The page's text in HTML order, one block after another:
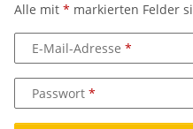
Alle mit * markierten Felder
E-Mail-Adresse
Passwort